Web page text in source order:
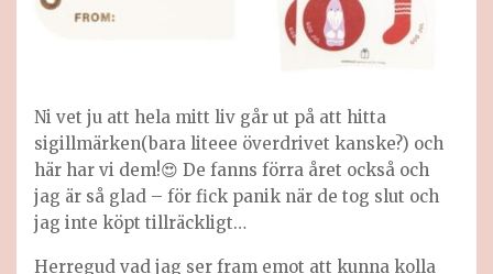
Ni vet ju att hela mitt liv går ut på att hitta
sigillmärken(bara liteee överdrivet kanske?) och
här har vi dem!😍 De fanns förra året också och
jag är så glad – för fick panik när de tog slut och
jag inte köpt tillräckligt…
Herregud vad jag ser fram emot att kunna kolla